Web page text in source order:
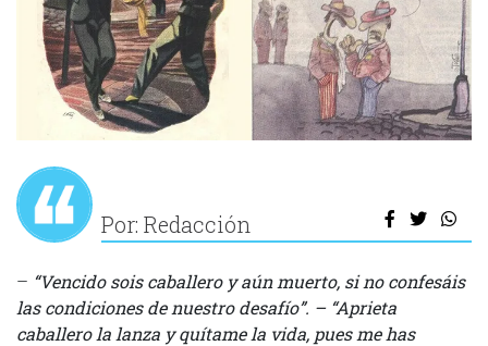
Por: Redacción
– “Vencido sois caballero y aún muerto, si no confesáis
las condiciones de nuestro desafío”. – “Aprieta
caballero la lanza y quítame la vida, pues me has